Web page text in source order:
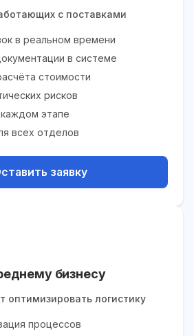
с поставками
в реальном времени
в системе
стоимости
рисков
этапе
всех отделов
заявку
бизнесу
оптимизировать логистику
процессов